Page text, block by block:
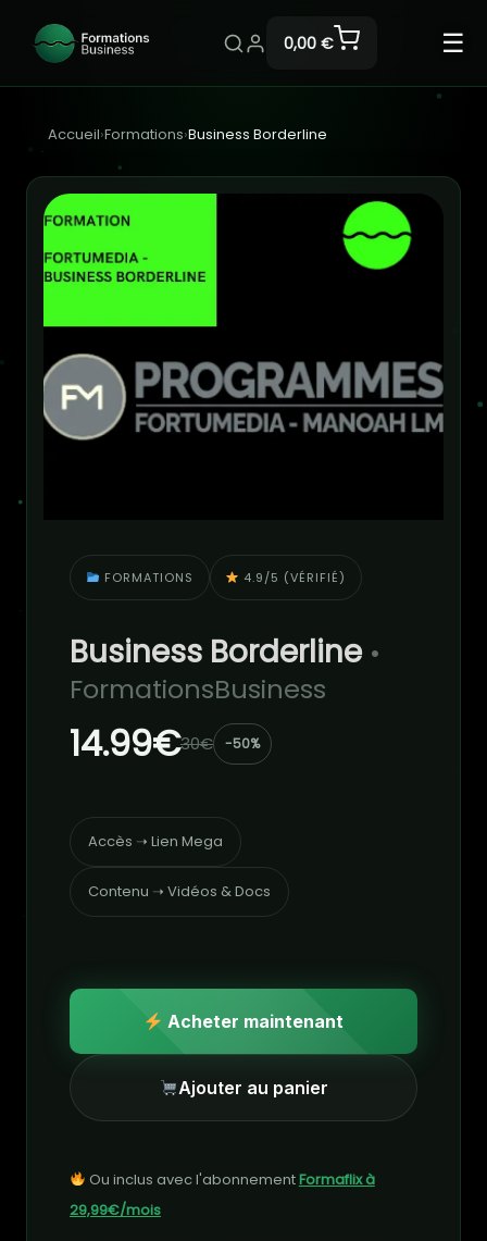
0,00 € ☰
Accueil›Formations›Business Borderline
FORMATIONS 4.9/5 (VÉRIFIÉ)
Business Borderline •
FormationsBusiness
14.99€30€ -50%
Accès ➝ Lien Mega
Contenu ➝ Vidéos & Docs
Acheter maintenant
Ajouter au panier
Ou inclus avec l'abonnementFormaflix à
29,99€/mois